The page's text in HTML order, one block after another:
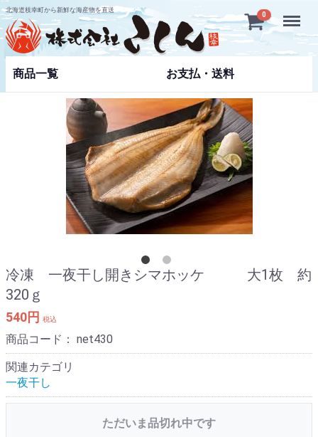
北海道枝幸町から新鮮な海産物を直送
0
商品一覧 お支払・送料
Menu
冷凍 一夜干し開きシマホッケ 大1枚 約
320ｇ
540円 税込
商品コード： net430
関連カテゴリ
一夜干し
ただいま品切れ中です